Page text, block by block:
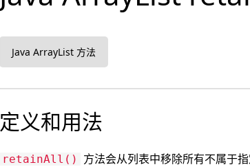
Java ArrayList 方法
定义和用法
retainAll() 方法会从列表中移除所有不属于指